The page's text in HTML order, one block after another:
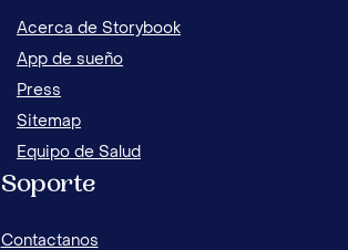
Acerca de Storybook
App de sueño
Press
Sitemap
Equipo de Salud
Soporte
Contactanos